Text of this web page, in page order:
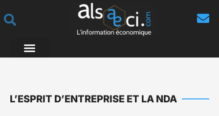
L’ESPRIT D’ENTREPRISE ET LA NDA